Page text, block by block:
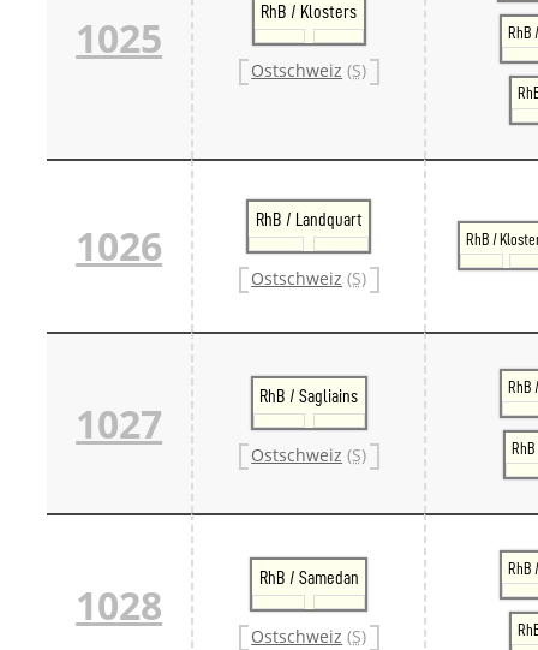
1025
RhB / Klosters
Ostschweiz (S)
RhB
1026
RhB / Landquart
Ostschweiz (S)
RhB /
1027
RhB / Sagliains
Ostschweiz (S)
RhB
1028
RhB / Samedan
Ostschweiz (S)
RhB